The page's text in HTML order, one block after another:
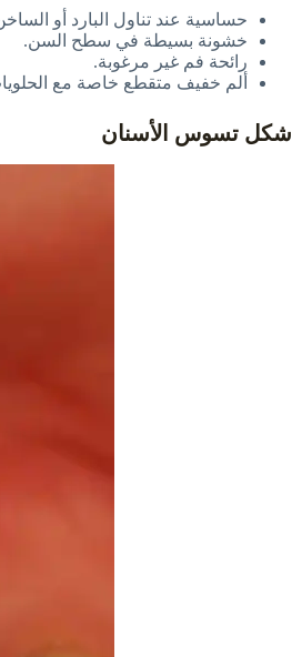
حساسية عند تناول البارد أو
خشونة بسيطة في سطح السن.
رائحة فم غير مرغوبة.
ألم خفيف متقطع خاصة مع
شكل تسوس الأسنان